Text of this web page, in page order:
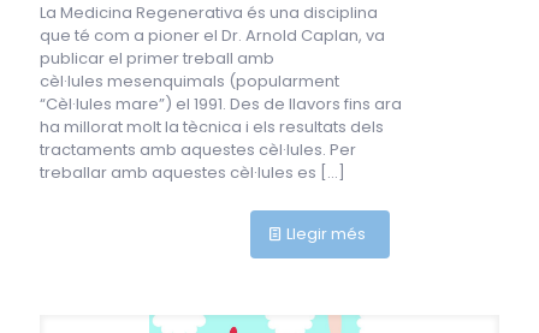
La Medicina Regenerativa és una disciplina
que té com a pioner el Dr. Arnold Caplan, va
publicar el primer treball amb
cèl·lules mesenquimals (popularment
“Cèl·lules mare”) el 1991. Des de llavors fins ara
ha millorat molt la tècnica i els resultats dels
tractaments amb aquestes cèl·lules. Per
treballar amb aquestes cèl·lules es […]
Llegir més